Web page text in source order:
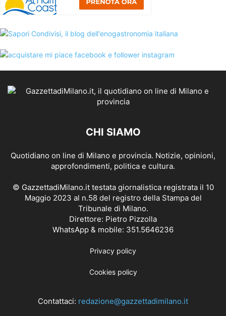
CHI SIAMO
Quotidiano on line di Milano e provincia. Notizie, opinioni,
approfondimenti, politica e cultura.
© GazzettadiMilano.it testata giornalistica registrata il 10
Maggio 2023 al n.58 del registro della Stampa del
Tribunale di Milano.
Direttore: Pietro Pizzolla
WhatsApp & mobile: 351.5646236
Privacy policy
Cookies policy
Contattaci: redazione@gazzettadimilano.it